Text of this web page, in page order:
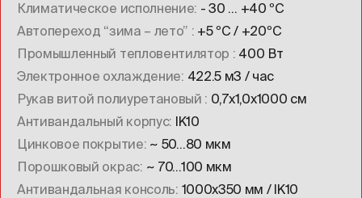
Климатическое исполнение - 30 … +40 ºC
Автопереход “зима – лето”
+5 ºC / +20ºC
Промышленный тепловентилятор
400 Вт
Электронное охлаждение 422.5 м3 / час
Рукав витой полиуретановый
0,7х1,0х1000 см
Антивандальный корпус IK10
Цинковое покрытие ~ 50…80 мкм
Порошковый окрас ~ 70…100 мкм
Антивандальная консоль 1000х350 мм / IK10